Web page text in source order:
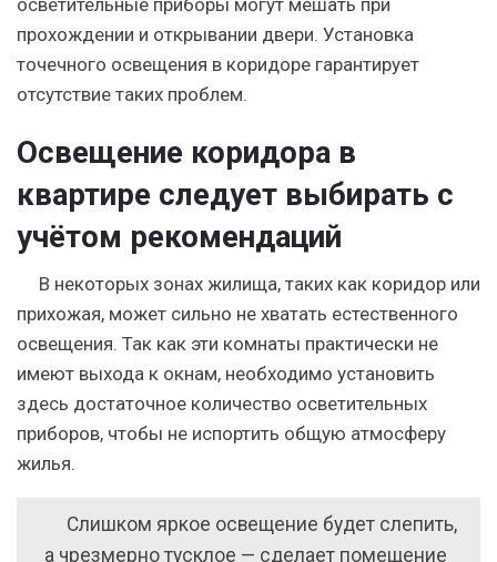
осветительные приборы могут мешать при
прохождении и открывании двери. Установка
точечного освещения в коридоре гарантирует
отсутствие таких проблем.
Освещение коридора в
квартире следует выбирать с
учётом рекомендаций
В некоторых зонах жилища, таких как коридор или
прихожая, может сильно не хватать естественного
освещения. Так как эти комнаты практически не
имеют выхода к окнам, необходимо установить
здесь достаточное количество осветительных
приборов, чтобы не испортить общую атмосферу
жилья.
Слишком яркое освещение будет слепить,
а чрезмерно тусклое — сделает помещение